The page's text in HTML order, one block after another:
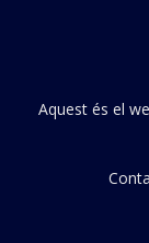
Aquest és el